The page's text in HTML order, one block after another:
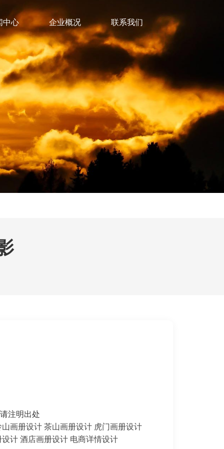
中心 企业概况 联系我们
注明出处
画册设计茶山画册设计 虎门画册设计
计酒店画册设计 电商详情设计